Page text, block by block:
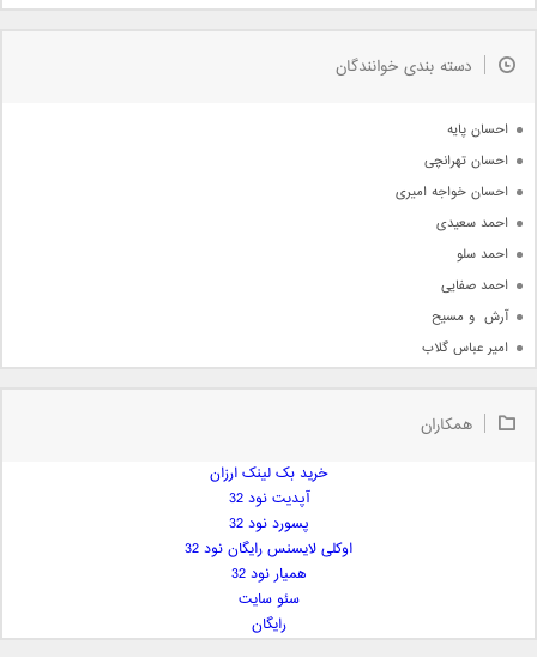
مذهبی
جدیدترین ها
دسته بندی خوانندگان
احسان پایه
احسان تهرانچی
احسان خواجه امیری
احمد سعیدی
احمد سلو
احمد صفایی
آرش  و مسیح
امیر عباس گلاب
امیر علی
همکاران
خرید بک لینک ارزان
آپدیت نود 32
پسورد نود 32
اوکلی لایسنس رایگان نود 32
همیار نود 32
سئو سایت
رایگان